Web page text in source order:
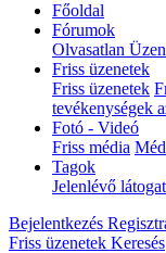
Főoldal
Fórumok
Olvasatlan
Friss üzenetek
Friss üzenetek
tevékenységek
Fotó - Videó
Friss média
Tagok
Jelenlévő
Bejelentkezés
Friss üzenetek Keresés